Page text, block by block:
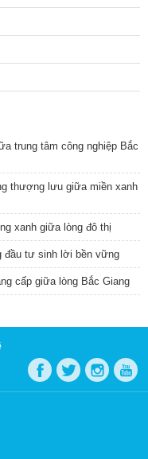
trung tâm công nghiệp Bắc
thượng lưu giữa miền xanh
xanh giữa lòng đô thị
đầu tư sinh lời bền vững
cấp giữa lòng Bắc Giang